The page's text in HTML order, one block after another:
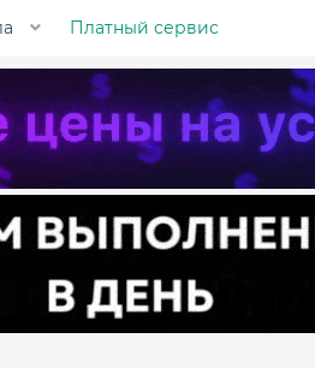
Платный сервис